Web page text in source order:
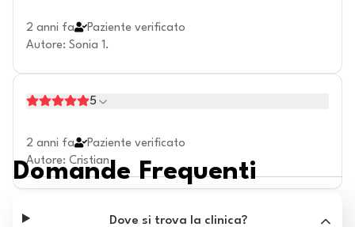
2 anni fa
Paziente verificato
Autore: Sonia 1.
5
2 anni fa
Paziente verificato
Autore: Cristian
Domande Frequenti
Dove si trova la clinica?